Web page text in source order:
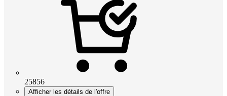
25856
Afficher les détails de l'offre